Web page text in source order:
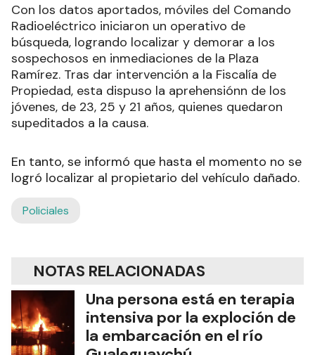
Con los datos aportados, móviles del Comando
Radioeléctrico iniciaron un operativo de
búsqueda, logrando localizar y demorar a los
sospechosos en inmediaciones de la Plaza
Ramírez. Tras dar intervención a la Fiscalía de
Propiedad, esta dispuso la aprehensiónn de los
jóvenes, de 23, 25 y 21 años, quienes quedaron
supeditados a la causa.
En tanto, se informó que hasta el momento no se
logró localizar al propietario del vehículo dañado.
Policiales
NOTAS RELACIONADAS
Una persona está en terapia
intensiva por la exploción de
la embarcación en el río